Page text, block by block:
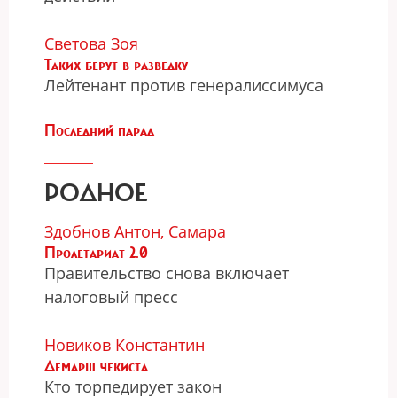
Светова Зоя
Таких берут в разведку
Лейтенант против генералиссимуса
Последний парад
РОДНОЕ
Здобнов Антон, Самара
Пролетариат 2.0
Правительство снова включает
налоговый пресс
Новиков Константин
Демарш чекиста
Кто торпедирует закон